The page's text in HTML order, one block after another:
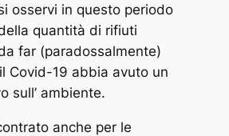
osservi in questo periodo
quantità di rifiuti
far (paradossalmente)
Covid-19 abbia avuto un
sull’ ambiente.
anche per le